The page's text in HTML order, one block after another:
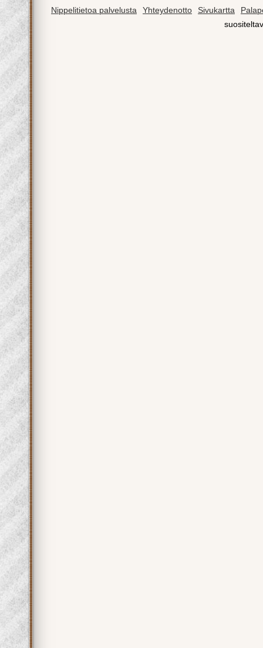
Nippelitietoa palvelusta Yhteydenotto Sivukartta